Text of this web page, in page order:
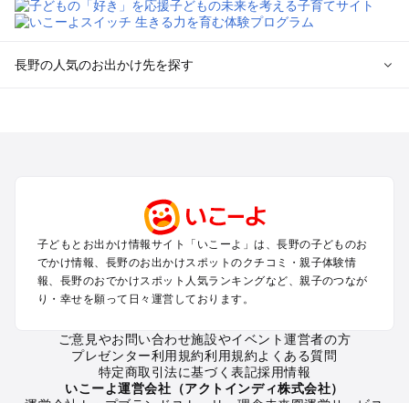
長野の人気のお出かけ先を探す
上田・佐久・小諸・別所のプールお出かけ
伊那・駒ヶ根・飯田・昼神（伊那路）のプールお出かけ
蓼科・白樺湖・車山・女神湖・姫木平のプールお出かけ
安曇野・大町のプールお出かけ
白馬・小谷のプールお出かけ
木曽路・木曽周辺のプールお出かけ
野沢・志賀高原周辺のプールお出かけ
飯山・斑尾・信濃町・黒姫のプールお出かけ
子どもとお出かけ情報サイト「いこーよ」は、長野の子どものお
でかけ情報、長野のお出かけスポットのクチコミ・親子体験情
報、長野のおでかけスポット人気ランキングなど、親子のつなが
り・幸せを願って日々運営しております。
ご意見やお問い合わせ施設やイベント運営者の方
プレゼンター利用規約利用規約よくある質問
特定商取引法に基づく表記採用情報
いこーよ運営会社（アクトインディ株式会社）